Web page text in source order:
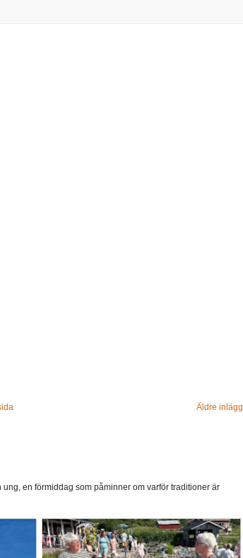
Äldre inlägg
en förmiddag som påminner om varför traditioner är